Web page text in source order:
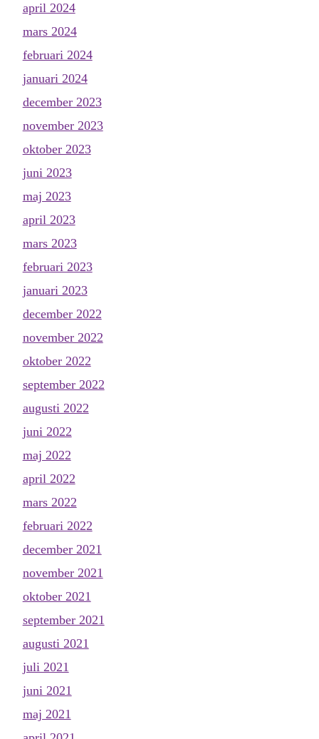
april 2024
mars 2024
februari 2024
januari 2024
december 2023
november 2023
oktober 2023
juni 2023
maj 2023
april 2023
mars 2023
februari 2023
januari 2023
december 2022
november 2022
oktober 2022
september 2022
augusti 2022
juni 2022
maj 2022
april 2022
mars 2022
februari 2022
december 2021
november 2021
oktober 2021
september 2021
augusti 2021
juli 2021
juni 2021
maj 2021